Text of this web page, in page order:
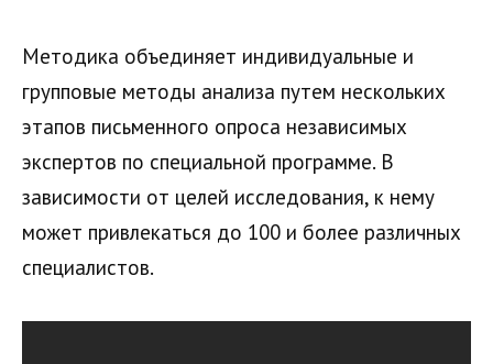
Методика объединяет индивидуальные и
групповые методы анализа путем нескольких
этапов письменного опроса независимых
экспертов по специальной программе. В
зависимости от целей исследования, к нему
может привлекаться до 100 и более различных
специалистов.